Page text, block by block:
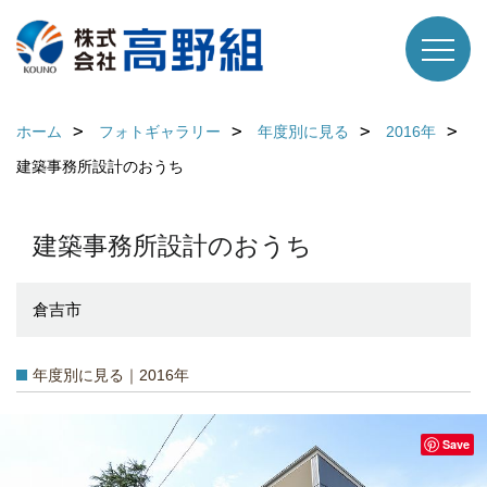
ホーム フォトギャラリー 年度別に見る
2016年
建築事務所設計のおうち
建築事務所設計のおうち
倉吉市
年度別に見る｜2016年
Save